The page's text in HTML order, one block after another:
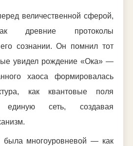
величественной сферой,
древние протоколы
сознании. Он помнил тот
увидел рождение «Ока» —
хаоса формировалась
как квантовые поля
сеть, создавая
была многоуровневой — как